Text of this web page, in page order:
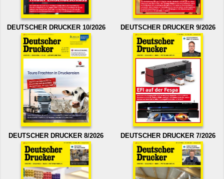
DEUTSCHER DRUCKER 10/2026 DEUTSCHER DRUCKER 9/2026
DEUTSCHER DRUCKER 8/2026 DEUTSCHER DRUCKER 7/2026